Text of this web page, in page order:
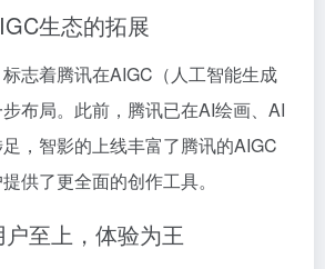
生态的拓展
志着腾讯在AIGC（人工智能生成
布局。此前，腾讯已在AI绘画、AI
，智影的上线丰富了腾讯的AIGC
供了更全面的创作工具。
至上，体验为王